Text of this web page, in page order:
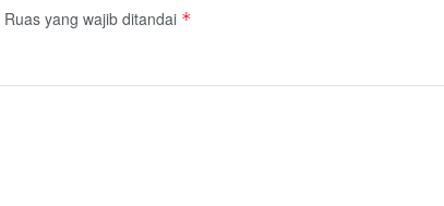
Ruas yang wajib ditandai *